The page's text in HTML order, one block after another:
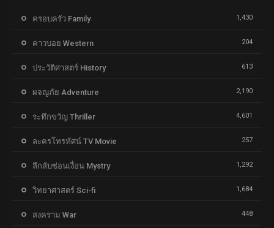
ครอบครัว Family 1,430
คาวบอย Western 204
ประวัติศาสตร์ History 613
ผจญภัย Adventure 2,190
ระทึกขวัญ Thriller 4,601
ละครโทรทัศน์ TV Movie 257
ลึกลับซ่อนเงื่อน Mystry 1,292
วิทยาศาสตร์ Sci-fi 1,684
สงคราม War 448